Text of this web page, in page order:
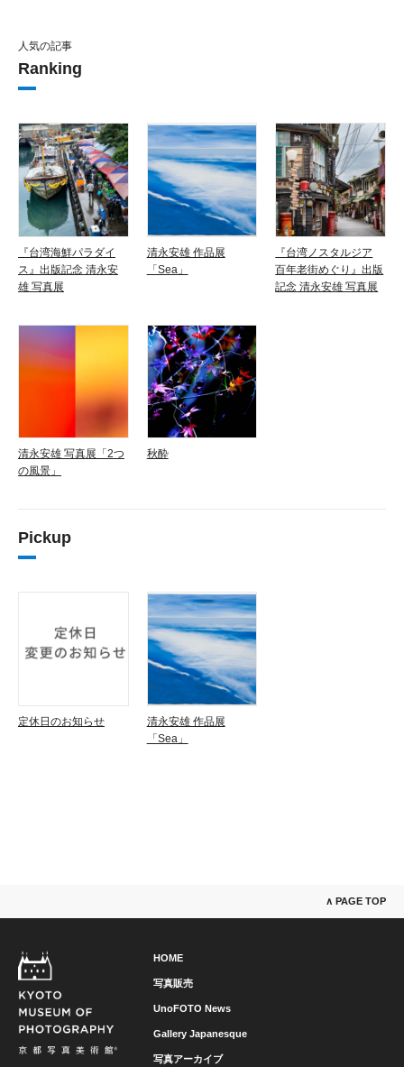
人気の記事
Ranking
『台湾海鮮パラダイ
ス』出版記念 清永安
雄 写真展
清永安雄 作品展
「Sea」
『台湾ノスタルジア
百年老街めぐり』出版
記念 清永安雄 写真展
清永安雄 写真展「2つ
の風景」
秋酔
Pickup
定休日のお知らせ
清永安雄 作品展
「Sea」
∧ PAGE TOP
HOME
写真販売
UnoFOTO News
Gallery Japanesque
写真アーカイブ